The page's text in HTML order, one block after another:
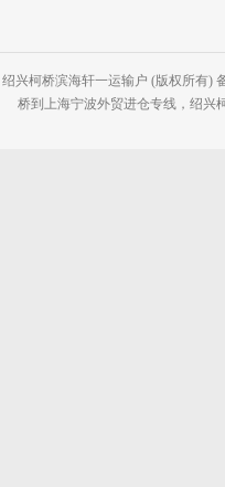
绍兴柯桥滨海轩一运输户 (版权所有)
桥到上海宁波外贸进仓专线，绍兴